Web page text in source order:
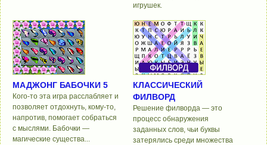
игрушек.
МАДЖОНГ БАБОЧКИ 5
Кого-то эта игра расслабляет и
позволяет отдохнуть, кому-то,
напротив, помогает собраться
с мыслями. Бабочки —
магические существа...
КЛАССИЧЕСКИЙ
ФИЛВОРД
Решение филворда — это
процесс обнаружения
заданных слов, чьи буквы
затерялись среди множества